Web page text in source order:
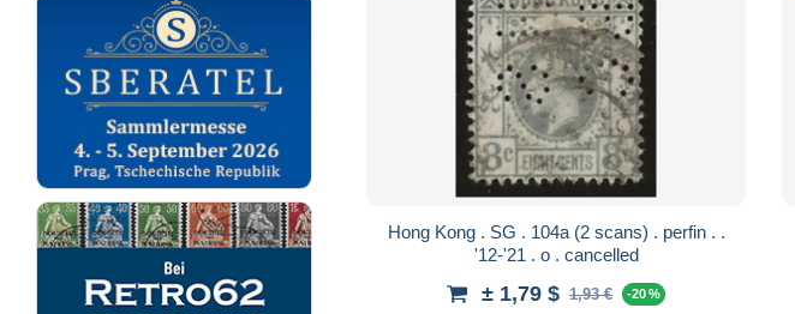
Hong Kong . SG . 104a (2 scans) . perfin . .
'12-'21 . o . cancelled
± 1,79 $ 1,93 € -20 %